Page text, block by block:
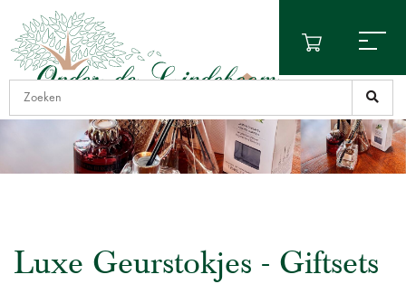
Luxe Geurstokjes - Giftsets